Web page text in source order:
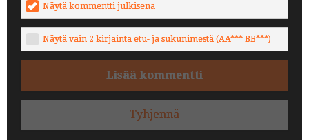
Näytä kommentti julkisena
Näytä vain 2 kirjainta etu- ja sukunimestä (AA*** BB***)
Lisää kommentti
Tyhjennä